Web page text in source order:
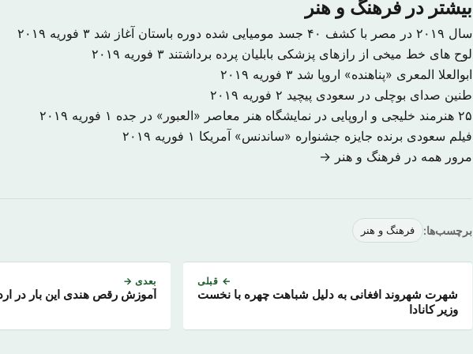
بیشتر در فرهنگ و هنر
سال ۲۰۱۹ در مصر با کشف ۴۰ جسد مومیایی شده دوره باستان آغاز شد
۳ فوریه ۲۰۱۹
لوح های خط میخی از رازهای پزشکی بابلیان پرده برداشتند ۳ فوریه ۲۰۱۹
ابوالعلا المعری «پناهنده» اروپا شد ۳ فوریه ۲۰۱۹
طنین صدای بوچلی در سعودی پیچید ۲ فوریه ۲۰۱۹
۲۵ هنرمند خلیجی و اروپایی در نمایشگاه هنر معاصر «العبور» در جده
۱ فوریه ۲۰۱۹
فیلم سعودی برنده جایزه جشنواره «ساندنس» آمریکا ۱ فوریه ۲۰۱۹
مرور همه در فرهنگ و هنر →
برچسب‌ها: فرهنگ و هنر
← قبلی
شهرت شهروند افغانی به دلیل شباهت چهره با نخست
وزیر کانادا
بعدی →
آموزش رقص هندی این بار در